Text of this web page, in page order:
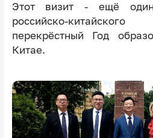
Этот визит - ещё
российско-
перекрёстный Год
Китае.